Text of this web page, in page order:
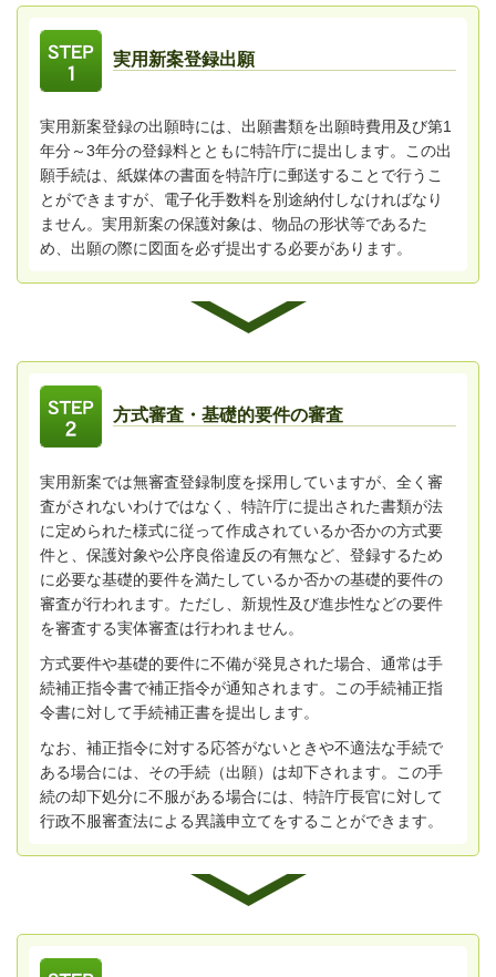
実用新案登録出願
実用新案登録の出願時には、出願書類を出願時費用及び第1
年分～3年分の登録料とともに特許庁に提出します。この出
願手続は、紙媒体の書面を特許庁に郵送することで行うこ
とができますが、電子化手数料を別途納付しなければなり
ません。実用新案の保護対象は、物品の形状等であるた
め、出願の際に図面を必ず提出する必要があります。
方式審査・基礎的要件の審査
実用新案では無審査登録制度を採用していますが、全く審
査がされないわけではなく、特許庁に提出された書類が法
に定められた様式に従って作成されているか否かの方式要
件と、保護対象や公序良俗違反の有無など、登録するため
に必要な基礎的要件を満たしているか否かの基礎的要件の
審査が行われます。ただし、新規性及び進歩性などの要件
を審査する実体審査は行われません。
方式要件や基礎的要件に不備が発見された場合、通常は手
続補正指令書で補正指令が通知されます。この手続補正指
令書に対して手続補正書を提出します。
なお、補正指令に対する応答がないときや不適法な手続で
ある場合には、その手続（出願）は却下されます。この手
続の却下処分に不服がある場合には、特許庁長官に対して
行政不服審査法による異議申立てをすることができます。